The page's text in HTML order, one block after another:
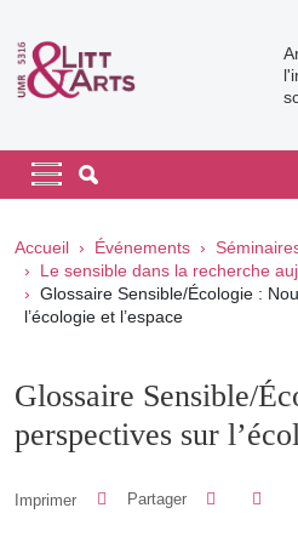
Navigation principale
Navigation principale
Fil d'Ariane
Accueil Événements
Le sensible dans la recherche
Glossaire Sensible/Écologie :
l’écologie et l’espace
Glossaire Sensible/
perspectives sur
Imprimer Partager Partager